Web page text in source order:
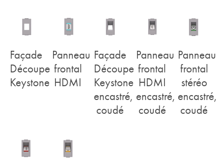
Façade
Découpe
Keystone
Panneau
frontal
HDMI
Façade
Découpe
Keystone
encastré,
coudé
Panneau
frontal
HDMI
encastré,
coudé
Panneau
frontal
stéréo
encastré,
coudé